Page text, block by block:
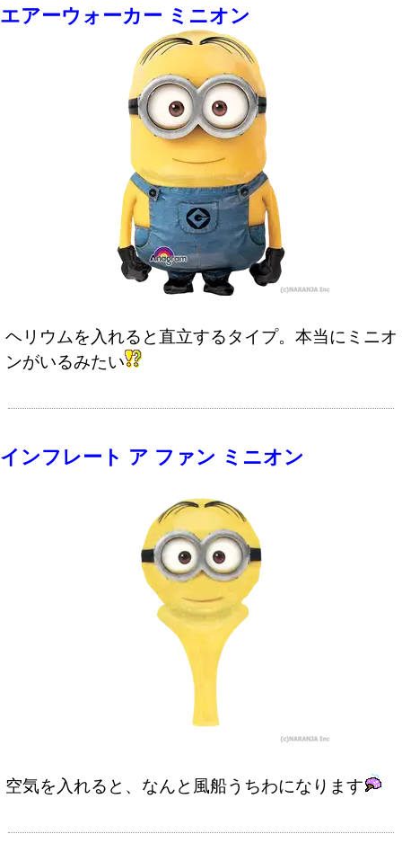
エアーウォーカー ミニオン
ヘリウムを入れると直立するタイプ。本当にミニオ
ンがいるみたい
インフレート ア ファン ミニオン
空気を入れると、なんと風船うちわになります